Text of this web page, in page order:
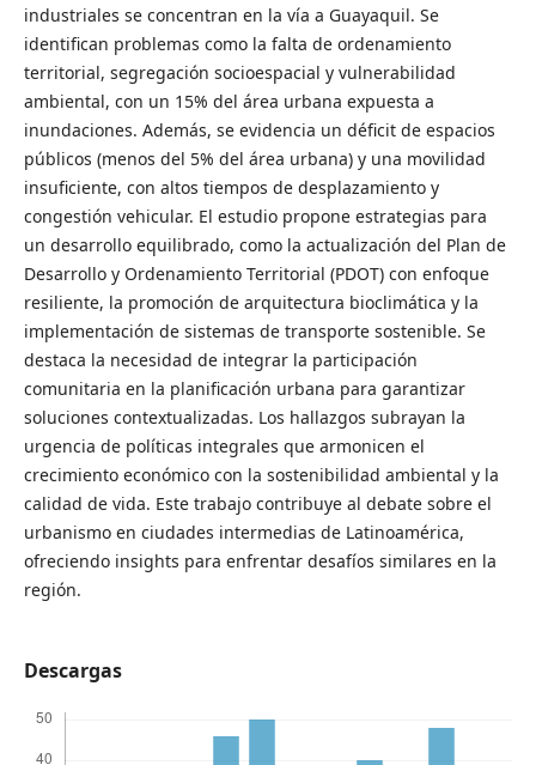
industriales se concentran en la vía a Guayaquil. Se
identifican problemas como la falta de ordenamiento
territorial, segregación socioespacial y vulnerabilidad
ambiental, con un 15% del área urbana expuesta a
inundaciones. Además, se evidencia un déficit de espacios
públicos (menos del 5% del área urbana) y una movilidad
insuficiente, con altos tiempos de desplazamiento y
congestión vehicular. El estudio propone estrategias para
un desarrollo equilibrado, como la actualización del Plan de
Desarrollo y Ordenamiento Territorial (PDOT) con enfoque
resiliente, la promoción de arquitectura bioclimática y la
implementación de sistemas de transporte sostenible. Se
destaca la necesidad de integrar la participación
comunitaria en la planificación urbana para garantizar
soluciones contextualizadas. Los hallazgos subrayan la
urgencia de políticas integrales que armonicen el
crecimiento económico con la sostenibilidad ambiental y la
calidad de vida. Este trabajo contribuye al debate sobre el
urbanismo en ciudades intermedias de Latinoamérica,
ofreciendo insights para enfrentar desafíos similares en la
región.
Descargas